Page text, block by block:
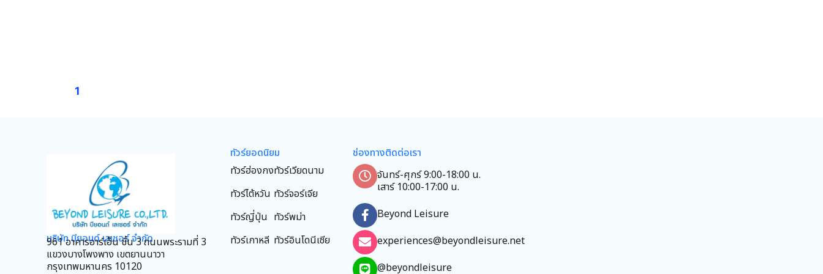
1
บริษัท บียอนด์ เลเชอร์ จำกัด
961 อาคารอาร์เอ็น ชั้น 3 ถนนพระรามที่ 3
แขวงบางโพงพาง เขตยานนาวา
กรุงเทพมหานคร 10120
ทัวร์ยอดนิยม
ทัวร์ฮ่องกง
ทัวร์ไต้หวัน
ทัวร์ญี่ปุ่น
ทัวร์เกาหลี
ทัวร์เวียดนาม
ทัวร์จอร์เจีย
ทัวร์พม่า
ทัวร์อินโดนีเซีย
ช่องทางติดต่อเรา
จันทร์-ศุกร์ 9:00-18:00 น.
เสาร์ 10:00-17:00 น.
Beyond Leisure
experiences@beyondleisure.net
@beyondleisure